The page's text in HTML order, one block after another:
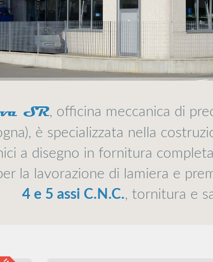
SR, officina meccanica di
è specializzata nella
a disegno in fornitura
la lavorazione di lamiera e
4 e 5 assi C.N.C., tornitura e